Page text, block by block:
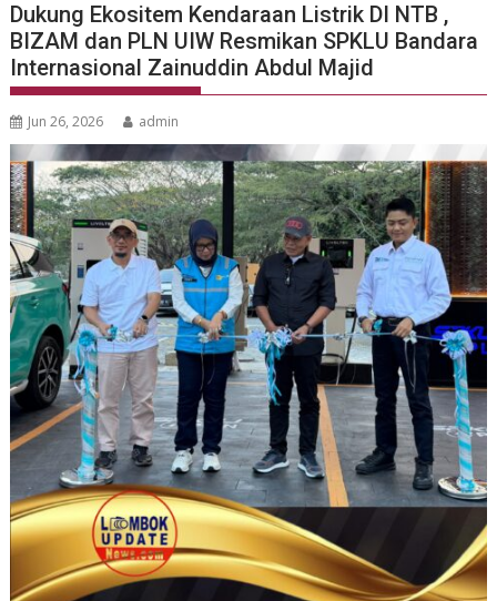
Dukung Ekositem Kendaraan Listrik DI NTB ,
BIZAM dan PLN UIW Resmikan SPKLU Bandara
Internasional Zainuddin Abdul Majid
Jun 26, 2026 admin